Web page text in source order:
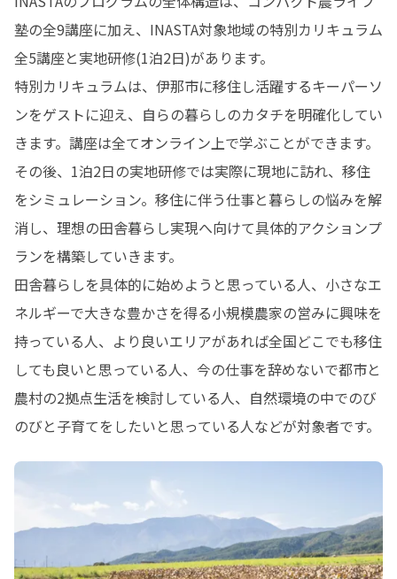
塾の全9講座に加え、INASTA対象地域の特別カリキュラム
全5講座と実地研修(1泊2日)があります。
特別カリキュラムは、伊那市に移住し活躍するキーパーソ
ンをゲストに迎え、自らの暮らしのカタチを明確化してい
きます。講座は全てオンライン上で学ぶことができます。
その後、1泊2日の実地研修では実際に現地に訪れ、移住
をシミュレーション。移住に伴う仕事と暮らしの悩みを解
消し、理想の田舎暮らし実現へ向けて具体的アクションプ
ランを構築していきます。
田舎暮らしを具体的に始めようと思っている人、小さなエ
ネルギーで大きな豊かさを得る小規模農家の営みに興味を
持っている人、より良いエリアがあれば全国どこでも移住
しても良いと思っている人、今の仕事を辞めないで都市と
農村の2拠点生活を検討している人、自然環境の中でのび
のびと子育てをしたいと思っている人などが対象者です。